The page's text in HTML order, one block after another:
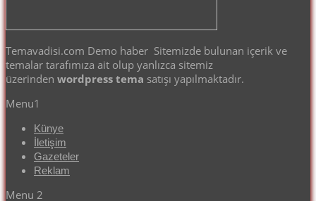
Temavadisi.com Demo haber Sitemizde bulunan içerik ve
temalar tarafımıza ait olup yanlızca sitemiz
üzerinden wordpress tema satışı yapılmaktadır.
Menu1
Künye
İletişim
Gazeteler
Reklam
Menu 2